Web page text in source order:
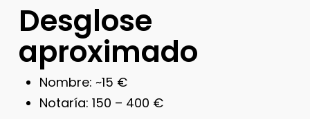
Desglose
aproximado
Nombre: ~15 €
Notaría: 150 – 400 €